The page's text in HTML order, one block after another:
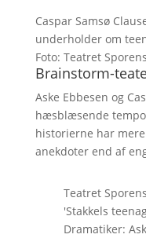
Caspar Samsø
underholder om
Foto: Teatret
Brainstorm-
Aske Ebbesen og
hæsblæsende
historierne har
anekdoter end af
Teatret
'Stakkels
Dramatiker: